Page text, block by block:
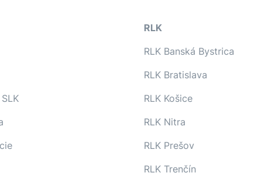
RLK
RLK Banská Bystrica
RLK Bratislava
RLK Košice
RLK Nitra
RLK Prešov
RLK Trenčín